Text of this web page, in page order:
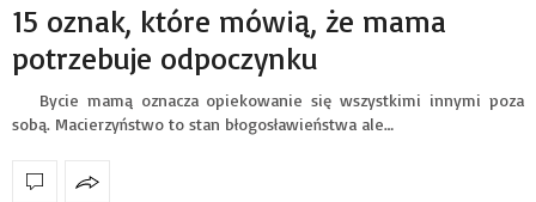
15 oznak, które mówią, że mama
potrzebuje odpoczynku
Bycie mamą oznacza opiekowanie się wszystkimi innymi poza
sobą. Macierzyństwo to stan błogosławieństwa ale…